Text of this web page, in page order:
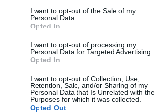
I want to opt-out of the Sale of my
Personal Data.
Opted In
I want to opt-out of processing my
Personal Data for Targeted Advertising.
Opted In
I want to opt-out of Collection, Use,
Retention, Sale, and/or Sharing of my
Personal Data that Is Unrelated with the
Purposes for which it was collected.
Opted Out